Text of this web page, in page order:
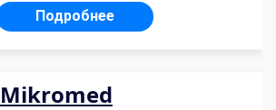
Подробнее
Mikromed